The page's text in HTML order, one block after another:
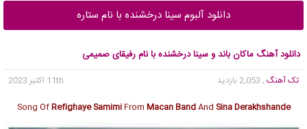
دانلود آلبوم سینا درخشنده با نام ستاره
دانلود آهنگ ماکان باند و سینا درخشنده با نام رفیقای صمیمی
تک آهنگ , 2,053 بازدید
11th اکتبر 2023
Song OfRefighaye SamimiFrom Macan BandAnd Sina Derakhshande